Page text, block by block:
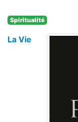
Spiritualité
La Vie